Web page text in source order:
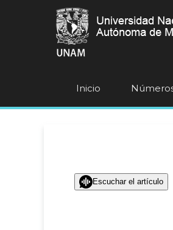
Inicio
Escuchar el artículo